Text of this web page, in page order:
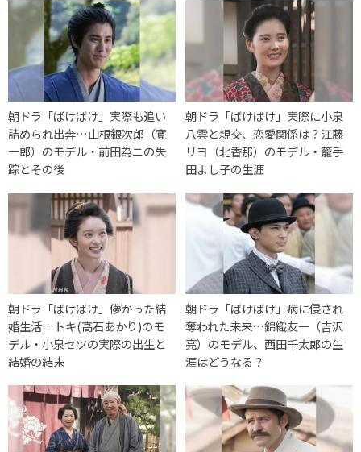
朝ドラ「ばけばけ」実際も追い
詰められ出奔…山根銀次郎（寛
一郎）のモデル・前田為ニの失
踪とその後
朝ドラ「ばけばけ」実際に小泉
八雲と親交、恋愛関係は？江藤
リヨ（北香那）のモデル・籠手
田よし子の生涯
朝ドラ「ばけばけ」儚かった結
婚生活…トキ(高石あかり)のモ
デル・小泉セツの実際の出生と
結婚の結末
朝ドラ「ばけばけ」病に侵され
奪われた未来…錦織友一（吉沢
亮）のモデル、西田千太郎の生
涯はどうなる？